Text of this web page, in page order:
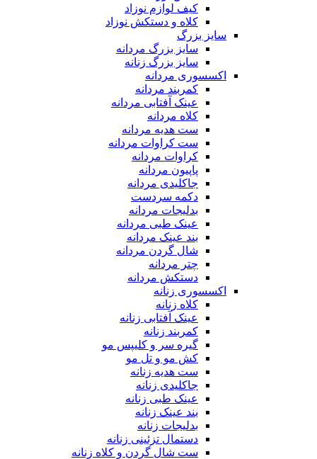
کیف لوازم نوزاد
کلاه و دستکش نوزاد
سایز بزرگ
سایز بزرگ مردانه
سایز بزرگ زنانه
اکسسوری مردانه
کمربند مردانه
عینک آفتابی مردانه
کلاه مردانه
ست هدیه مردانه
ست کراوات مردانه
کراوات مردانه
پاپیون مردانه
جاکلیدی مردانه
دکمه سردست
بدلیجات مردانه
عینک طبی مردانه
بند عینک مردانه
شال گردن مردانه
چتر مردانه
دستکش مردانه
اکسسوری زنانه
کلاه زنانه
عینک آفتابی زنانه
کمربند زنانه
گیره سر و کلیپس مو
کش مو و تل مو
ست هدیه زنانه
جاکلیدی زنانه
عینک طبی زنانه
بند عینک زنانه
بدلیجات زنانه
دستمال تزئینی زنانه
ست شال گردن و کلاه زنانه